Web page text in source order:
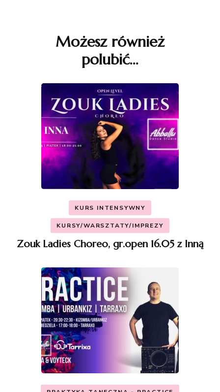
Możesz również
polubić…
KURS INTENSYWNY
KURSY/WARSZTATY/IMPREZY
Zouk Ladies Choreo, gr.open 16.05 z Inną